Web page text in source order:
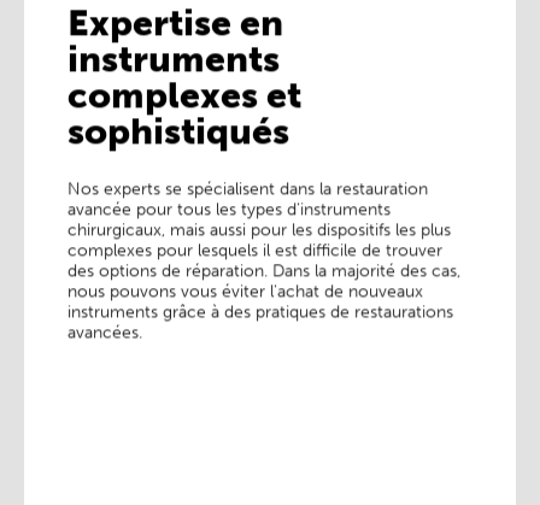
Expertise en
instruments
complexes et
sophistiqués
Nos experts se spécialisent dans la restauration
avancée pour tous les types d'instruments
chirurgicaux, mais aussi pour les dispositifs les plus
complexes pour lesquels il est difficile de trouver
des options de réparation. Dans la majorité des cas,
nous pouvons vous éviter l'achat de nouveaux
instruments grâce à des pratiques de restaurations
avancées.
Expertise en
instruments
complexes et
sophistiqués
Nos experts se spécialisent dans la restauration
avancée pour tous les types d'instruments
chirurgicaux, mais aussi pour les dispositifs les plus
complexes pour lesquels il est difficile de trouver
des options de réparation. Dans la majorité des cas,
nous pouvons vous éviter l'achat de nouveaux
instruments grâce à des pratiques de restaurations
avancées.